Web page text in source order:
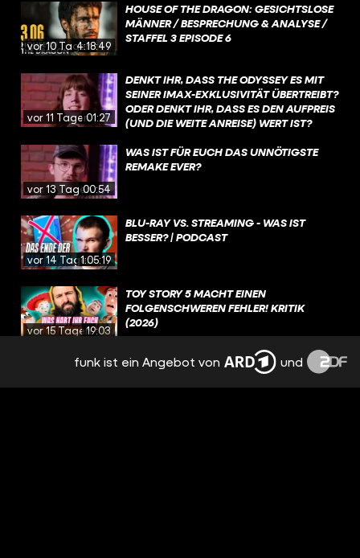
vor 10 Tagen4:18:49
HOUSE OF THE DRAGON: GESICHTSLOSE
MÄNNER / BESPRECHUNG & ANALYSE /
STAFFEL 3 EPISODE 6
vor 11 Tagen01:27
DENKT IHR, DASS THE ODYSSEY ES MIT
SEINER IMAX-EXKLUSIVITÄT ÜBERTREIBT?
ODER DENKT IHR, DASS ES DEN AUFPREIS
(UND DIE WEITE ANREISE) WERT IST?
vor 13 Tagen00:54
WAS IST FÜR EUCH DAS UNNÖTIGSTE
REMAKE EVER?
vor 14 Tagen1:05:19
BLU-RAY VS. STREAMING - WAS IST
BESSER? | PODCAST
vor 15 Tagen19:03
TOY STORY 5 MACHT EINEN
FOLGENSCHWEREN FEHLER! KRITIK
(2026)
NEE, AVENGERS JUCKT MICH GAR NICHT,
GUCKE KEINE FILME, DIE NICHT
funk ist ein Angebot von und